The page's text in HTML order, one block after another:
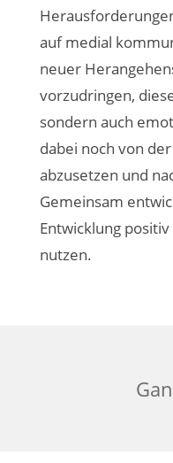
auf medial
neuer
vorzudringen,
sondern auch
dabei noch von
abzusetzen und
Gemeinsam
Entwicklung
nutzen.